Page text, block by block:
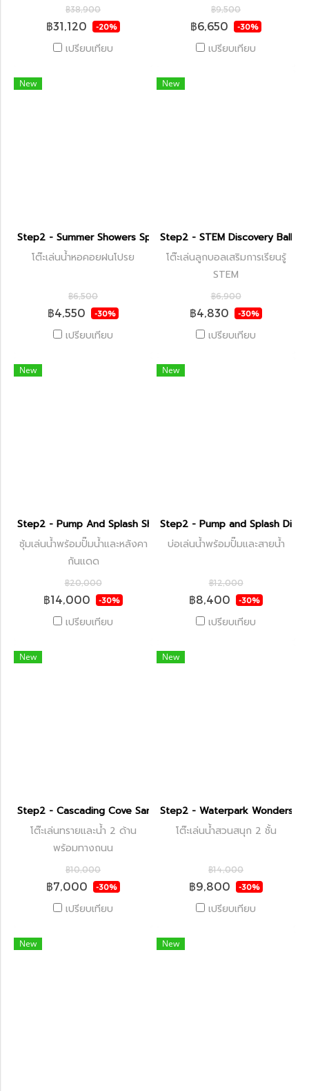
สูงสุด ติดตั้งง่าย และมอบความ
สบายตลอดการเดินทาง พร้อม
รองรับการเติบโตของลูกน้อย
฿38,900
฿31,120 -20%
เปรียบเทียบ
฿9,500
฿6,650 -30%
เปรียบเทียบ
New
Step2 - Summer Showers Splash Tower Water Table
โต๊ะเล่นน้ำหอคอยฝนโปรย
฿6,500
฿4,550 -30%
เปรียบเทียบ
New
Step2 - STEM Discovery Ball
โต๊ะเล่นลูกบอลเสริมการเรียนรู้
STEM
฿6,900
฿4,830 -30%
เปรียบเทียบ
New
Step2 - Pump And Splash Shady Oasis
ซุ้มเล่นน้ำพร้อมปั๊มน้ำและหลังคา
กันแดด
฿20,000
฿14,000 -30%
เปรียบเทียบ
New
Step2 - Pump and Splash
บ่อเล่นน้ำพร้อมปั๊มและสายน้ำ
฿12,000
฿8,400 -30%
เปรียบเทียบ
New
Step2 - Cascading Cove Sand and Water Table
โต๊ะเล่นทรายและน้ำ 2 ด้าน
พร้อมทางถนน
฿10,000
฿7,000 -30%
เปรียบเทียบ
New
Step2 - Waterpark Wonders
โต๊ะเล่นน้ำสวนสนุก 2 ชั้น
฿14,000
฿9,800 -30%
เปรียบเทียบ
New New